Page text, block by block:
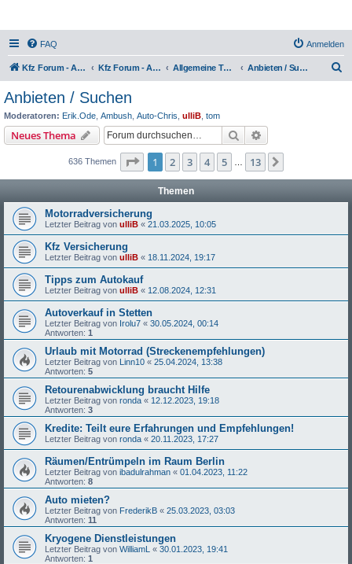
FAQ Anmelden
Kfz Forum - Auto, Motorrad und LKW Kfz Forum - Auto, Motorrad und LKW Allgemeine Themen rund ums Kfz Anbieten / Suchen
Anbieten / Suchen
Moderatoren: Erik.Ode Ambush Auto-Chris ulliB tom
Neues Thema Suche
636 Themen Seite 1von 13
1 2 3 4 5 13
Themen
Motorradversicherung
Letzter Beitrag von ulliB « 21.03.2025, 10:05
Kfz Versicherung
Letzter Beitrag von ulliB « 18.11.2024, 19:17
Tipps zum Autokauf
Letzter Beitrag von ulliB « 12.08.2024, 12:31
Autoverkauf in Stetten
Letzter Beitrag von Irolu7 « 30.05.2024, 00:14
Antworten: 1
Urlaub mit Motorrad (Streckenempfehlungen)
Letzter Beitrag von Linn10 « 25.04.2024, 13:38
Antworten: 5
Retourenabwicklung braucht Hilfe
Letzter Beitrag von ronda « 12.12.2023, 19:18
Antworten: 3
Kredite: Teilt eure Erfahrungen und Empfehlungen!
Letzter Beitrag von ronda « 20.11.2023, 17:27
Räumen/Entrümpeln im Raum Berlin
Letzter Beitrag von ibadulrahman « 01.04.2023, 11:22
Antworten: 8
Auto mieten?
Letzter Beitrag von FrederikB « 25.03.2023, 03:03
Antworten: 11
Kryogene Dienstleistungen
Letzter Beitrag von WilliamL « 30.01.2023, 19:41
Antworten: 1